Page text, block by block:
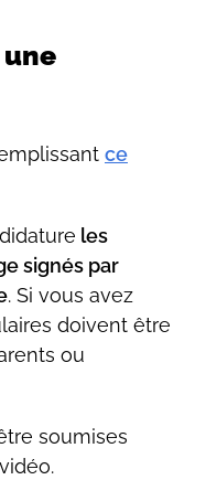
ce
les
signés par
. Si vous avez
doivent être
ou
soumises